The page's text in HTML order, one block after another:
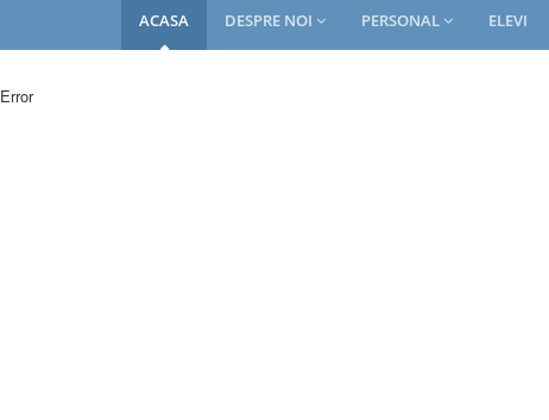
ACASA DESPRE NOI PERSONAL ELEVI
Error